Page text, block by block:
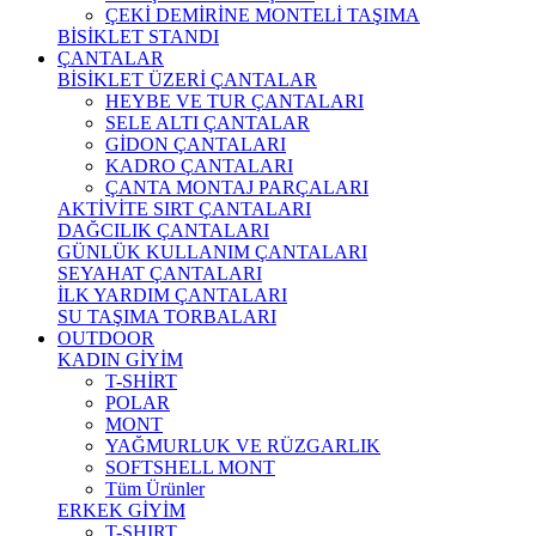
ÇEKİ DEMİRİNE MONTELİ TAŞIMA
BİSİKLET STANDI
ÇANTALAR
BİSİKLET ÜZERİ ÇANTALAR
HEYBE VE TUR ÇANTALARI
SELE ALTI ÇANTALAR
GİDON ÇANTALARI
KADRO ÇANTALARI
ÇANTA MONTAJ PARÇALARI
AKTİVİTE SIRT ÇANTALARI
DAĞCILIK ÇANTALARI
GÜNLÜK KULLANIM ÇANTALARI
SEYAHAT ÇANTALARI
İLK YARDIM ÇANTALARI
SU TAŞIMA TORBALARI
OUTDOOR
KADIN GİYİM
T-SHİRT
POLAR
MONT
YAĞMURLUK VE RÜZGARLIK
SOFTSHELL MONT
Tüm Ürünler
ERKEK GİYİM
T-SHIRT